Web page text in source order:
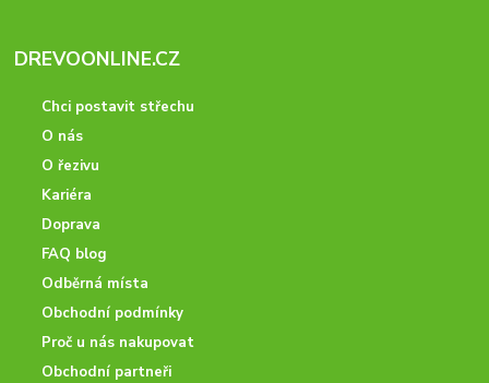
DREVOONLINE.CZ
Chci postavit střechu
O nás
O řezivu
Kariéra
Doprava
FAQ blog
Odběrná místa
Obchodní podmínky
Proč u nás nakupovat
Obchodní partneři